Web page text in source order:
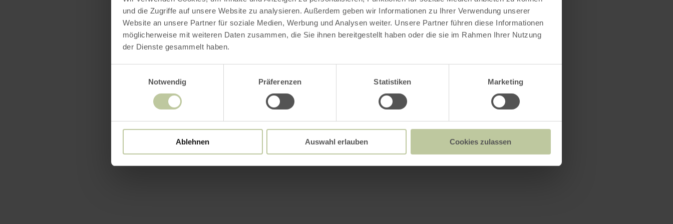
und die Zugriffe auf unsere Website zu analysieren. Außerdem geben wir Informationen zu Ihrer Verwendung unserer
Website an unsere Partner für soziale Medien, Werbung und Analysen weiter. Unsere Partner führen diese Informationen
möglicherweise mit weiteren Daten zusammen, die Sie ihnen bereitgestellt haben oder die sie im Rahmen Ihrer Nutzung
der Dienste gesammelt haben.
Notwendig
Präferenzen Statistiken Marketing
Ablehnen Auswahl erlauben Cookies zulassen